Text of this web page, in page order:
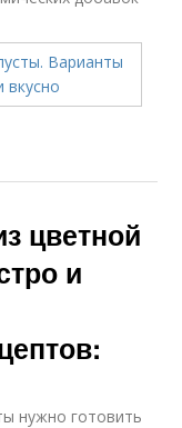
цветной
и
нужно готовить